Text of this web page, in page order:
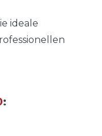
ideale
: